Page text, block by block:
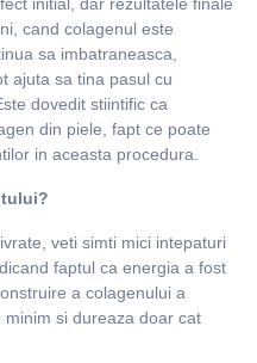
cand colagenul este
sa imbatraneasca,
ajuta sa tina pasul cu
dovedit stiintific ca
din piele, fapt ce poate
in aceasta procedura.
veti simti mici intepaturi
faptul ca energia a fost
a colagenului a
si dureaza doar cat